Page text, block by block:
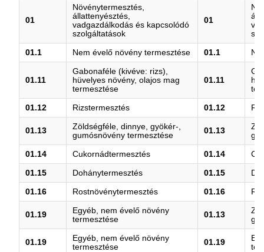
01
Növénytermesztés,
állattenyésztés,
vadgazdálkodás és kapcsolódó
szolgáltatások
01
01.1 Nem évelő növény termesztése 01.1
01.11
Gabonaféle (kivéve: rizs),
hüvelyes növény, olajos mag
termesztése
01.11
01.12 Rizstermesztés 01.12
01.13
Zöldségféle, dinnye, gyökér-,
gumósnövény termesztése
01.13
01.14 Cukornádtermesztés 01.14
01.15 Dohánytermesztés 01.15
01.16 Rostnövénytermesztés 01.16
01.19
Egyéb, nem évelő növény
termesztése
01.13
01.19
Egyéb, nem évelő növény
termesztése
01.19